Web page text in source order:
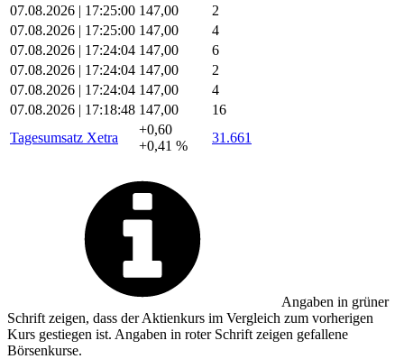
07.08.2026 | 17:25:00 147,00
2
07.08.2026 | 17:25:00 147,00
4
07.08.2026 | 17:24:04 147,00
6
07.08.2026 | 17:24:04 147,00
2
07.08.2026 | 17:24:04 147,00
4
07.08.2026 | 17:18:48 147,00
16
Tagesumsatz Xetra
+0,60
+0,41 %
31.661
Angaben in grüner
Schrift zeigen, dass der Aktienkurs im Vergleich zum vorherigen
Kurs gestiegen ist. Angaben in roterSchrift zeigen gefallene
Börsenkurse.